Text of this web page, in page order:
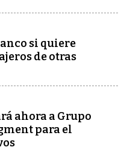
si quiere
de otras
ahora a Grupo
para el